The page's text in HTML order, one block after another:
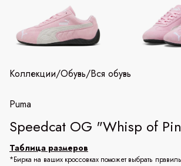
Коллекции/Обувь/Вся обувь
Puma
Speedcat OG "Whisp of
Таблица размеров
*Бирка на ваших кроссовках поможет выбрать